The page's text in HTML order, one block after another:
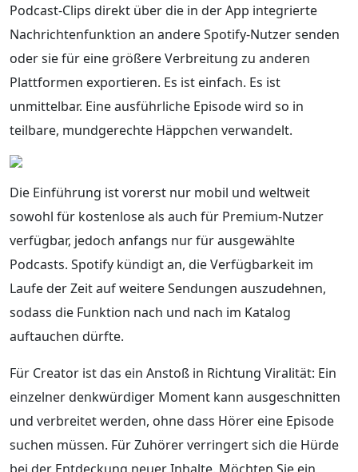
Podcast‑Clips direkt über die in der App integrierte
Nachrichtenfunktion an andere Spotify‑Nutzer senden
oder sie für eine größere Verbreitung zu anderen
Plattformen exportieren. Es ist einfach. Es ist
unmittelbar. Eine ausführliche Episode wird so in
teilbare, mundgerechte Häppchen verwandelt.
Die Einführung ist vorerst nur mobil und weltweit
sowohl für kostenlose als auch für Premium‑Nutzer
verfügbar, jedoch anfangs nur für ausgewählte
Podcasts. Spotify kündigt an, die Verfügbarkeit im
Laufe der Zeit auf weitere Sendungen auszudehnen,
sodass die Funktion nach und nach im Katalog
auftauchen dürfte.
Für Creator ist das ein Anstoß in Richtung Viralität: Ein
einzelner denkwürdiger Moment kann ausgeschnitten
und verbreitet werden, ohne dass Hörer eine Episode
suchen müssen. Für Zuhörer verringert sich die Hürde
bei der Entdeckung neuer Inhalte. Möchten Sie ein